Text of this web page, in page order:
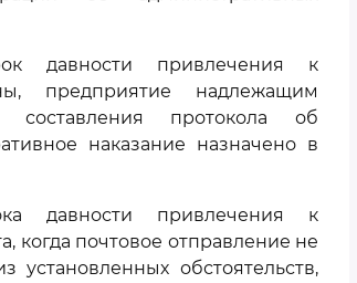
давности привлечения к
предприятие надлежащим
протокола об
наказание назначено в
давности привлечения к
когда почтовое отправление не
обстоятельств,